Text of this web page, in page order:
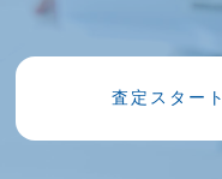
査定スタート